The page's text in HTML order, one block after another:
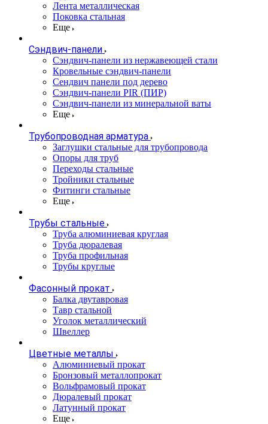
Лента металлическая
Поковка стальная
Еще
Сэндвич-панели
Cэндвич-панели из нержавеющей стали
Кровельные сэндвич-панели
Сендвич панели под дерево
Сэндвич-панели PIR (ПИР)
Сэндвич-панели из минеральной ваты
Еще
Трубопроводная арматура
Заглушки стальные для трубопровода
Опоры для труб
Переходы стальные
Тройники стальные
Фитинги стальные
Еще
Трубы стальные
Труба алюминиевая круглая
Труба дюралевая
Труба профильная
Трубы круглые
Фасонный прокат
Балка двутавровая
Тавр стальной
Уголок металлический
Швеллер
Цветные металлы
Алюминиевый прокат
Бронзовый металлопрокат
Вольфрамовый прокат
Дюралевый прокат
Латунный прокат
Еще